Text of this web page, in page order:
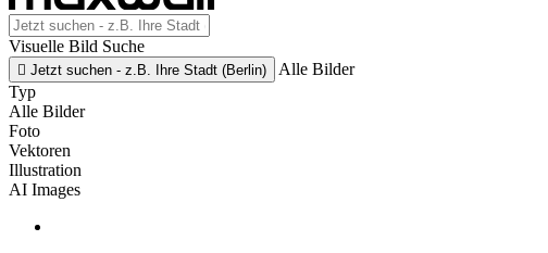
Visuelle Bild Suche
 Jetzt suchen - z.B. Ihre Stadt (Berlin)
Alle Bilder
Typ
Alle Bilder
Foto
Vektoren
Illustration
AI Images